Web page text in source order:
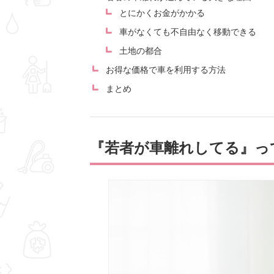
とにかくお金がかかる
車がなくても不自由なく移動できる
土地の都合
お得な価格で車を利用する方法
まとめ
『若者が車離れしてる』